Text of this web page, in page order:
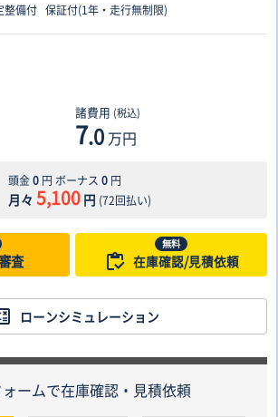
整備付 保証付(1年・走行無制限)
諸費用 (税込)
7.0 万円
頭金0円 ボーナス 0円
月々 5,100円 (72回払い)
査
無料
在庫確認/見積依頼
ローンシミュレーション
ォームで在庫確認・見積依頼